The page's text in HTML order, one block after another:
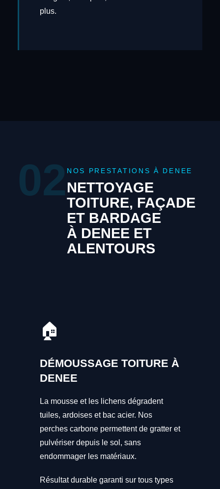
plus.
02 NOS PRESTATIONS À DENEE
NETTOYAGE
TOITURE, FAÇADE
ET BARDAGE
À DENEE ET
ALENTOURS
🏠
DÉMOUSSAGE TOITURE À
DENEE
La mousse et les lichens dégradent
tuiles, ardoises et bac acier. Nos
perches carbone permettent de gratter et
pulvériser depuis le sol, sans
endommager les matériaux.
Résultat durable garanti sur tous types